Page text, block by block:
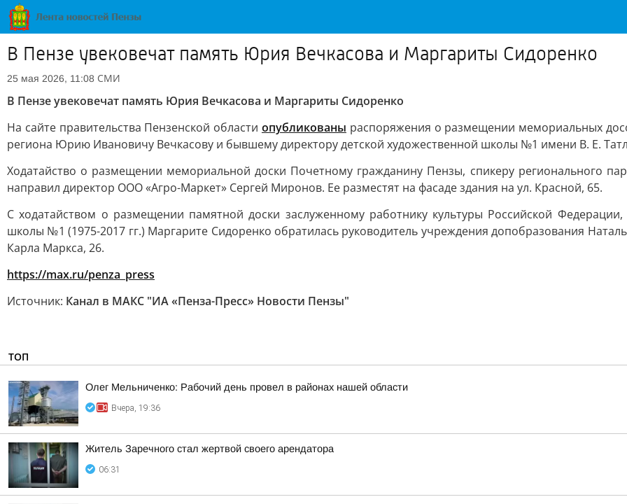
В Пензе увековечат память Юрия Вечкасова и Маргариты Сидоренко
25 мая 2026, 11:08 СМИ
В Пензе увековечат память Юрия Вечкасова и Маргариты Сидоренко
На сайте правительства Пензенской области опубликованы распоряжения о размещении мемориальных
региона Юрию Ивановичу Вечкасову и бывшему директору детской художественной школы №1 имени В. Е.
Ходатайство о размещении мемориальной доски Почетному гражданину Пензы, спикеру регионального
направил директор ООО «Агро-Маркет» Сергей Миронов. Ее разместят на фасаде здания на ул. Красной, 65.
С ходатайством о размещении памятной доски заслуженному работнику культуры Российской
школы №1 (1975-2017 гг.) Маргарите Сидоренко обратилась руководитель учреждения допобразования
Карла Маркса, 26.
https://max.ru/penza_press
Источник: Канал в МАКС "ИА «Пенза-Пресс» Новости Пензы"
ТОП
Олег Мельниченко: Рабочий день провел в районах нашей области
Вчера, 19:36
Житель Заречного стал жертвой своего арендатора
06:31